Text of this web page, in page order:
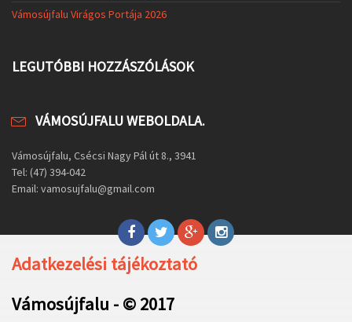
Vámosújfalu Virágos Portája 2026
LEGUTÓBBI HOZZÁSZÓLÁSOK
VÁMOSÚJFALU WEBOLDALA.
Vámosújfalu, Csécsi Nagy Pál út 8., 3941
Tel: (47) 394-042
Email: vamosujfalu@gmail.com
Adatkezelési tájékoztató
Vámosújfalu - © 2017